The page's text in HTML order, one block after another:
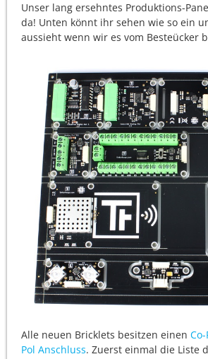
Unser lang ersehntes Produktions-
da! Unten könnt ihr sehen wie so ein
aussieht wenn wir es vom Besteücker
Alle neuen Bricklets besitzen einen
Pol Anschluss. Zuerst einmal die Liste